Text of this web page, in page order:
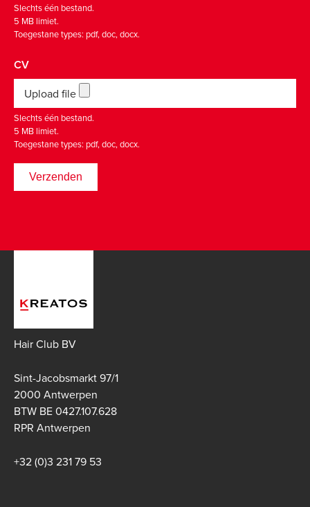
Slechts één bestand.
5 MB limiet.
Toegestane types: pdf, doc, docx.
CV
Upload file
Slechts één bestand.
5 MB limiet.
Toegestane types: pdf, doc, docx.
Hair Club BV
Sint-Jacobsmarkt 97/1
2000 Antwerpen
BTW BE 0427.107.628
RPR Antwerpen
+32 (0)3 231 79 53